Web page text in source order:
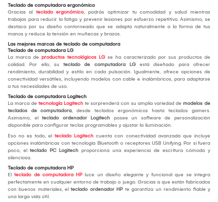
Teclado de computadora ergonómico
Gracias al teclado ergonómico, podrás optimizar tu comodidad y salud mientras
trabajas para reducir la fatiga y prevenir lesiones por esfuerzo repetitivo. Asimismo, se
destaca por su diseño contorneado que se adapta naturalmente a la forma de tus
manos y reduce la tensión en muñecas y brazos.
Las mejores marcas de teclado de computadora
Teclado de computadora LG
La marca de productos tecnológicos LG se ha caracterizado por sus productos de
calidad. Por ello, su teclado de computadora LG está diseñado para ofrecer
rendimiento, durabilidad y estilo en cada pulsación. Igualmente, ofrece opciones de
conectividad versátiles, incluyendo modelos con cable e inalámbricos, para adaptarse
a tus necesidades de uso.
Teclado de computadora Logitech
La marca de tecnología Logitech te sorprenderá con su amplia variedad de modelos de
teclados de computadora, desde teclados ergonómicos hasta teclados gamers.
Asimismo, el teclado ordenador Logitech posee un software de personalización
disponible para configurar teclas programables y ajustar la iluminación.
Eso no es todo, el teclado Logitech cuenta con conectividad avanzada que incluye
opciones inalámbricas con tecnología Bluetooth o receptores USB Unifying. Por si fuera
poco, el teclado PC Logitech proporciona una experiencia de escritura cómoda y
silenciosa.
Teclado de computadora HP
El teclado de computadora HPluce un diseño elegante y funcional que se integra
perfectamente en cualquier entorno de trabajo o juego. Gracias a que están fabricados
con buenos materiales, el teclado ordenador HPte garantiza un rendimiento fiable y
una larga vida útil.